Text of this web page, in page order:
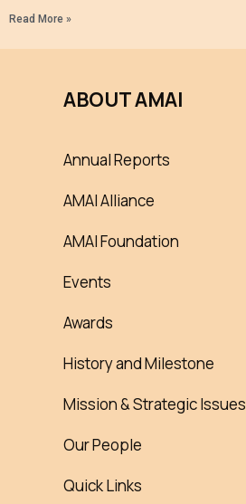
Read More »
ABOUT AMAI
Annual Reports
AMAI Alliance
AMAI Foundation
Events
Awards
History and Milestone
Mission & Strategic Issues
Our People
Quick Links